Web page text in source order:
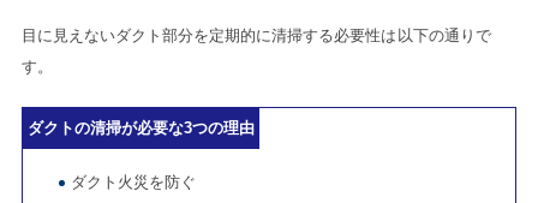
目に見えないダクト部分を定期的に清掃する必要性は以下の通りで
す。
ダクトの清掃が必要な3つの理由
ダクト火災を防ぐ